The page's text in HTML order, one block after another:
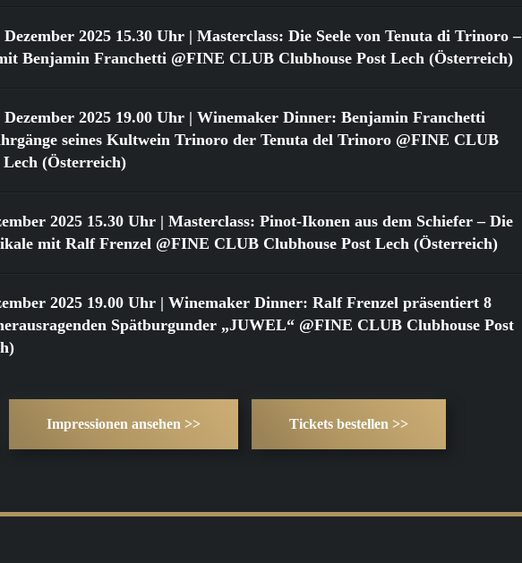
2025 15.30 Uhr | Masterclass: Die Seele von Tenuta di Trinoro –
Benjamin Franchetti @FINE CLUB Clubhouse Post Lech (Österreich)
2025 19.00 Uhr | Winemaker Dinner: Benjamin Franchetti
seines Kultwein Trinoro der Tenuta del Trinoro @FINE CLUB
Lech (Österreich)
2025 15.30 Uhr | Masterclass: Pinot-Ikonen aus dem Schiefer – Die
mit Ralf Frenzel @FINE CLUB Clubhouse Post Lech (Österreich)
2025 19.00 Uhr | Winemaker Dinner: Ralf Frenzel präsentiert 8
Spätburgunder „JUWEL“ @FINE CLUB Clubhouse Post
Impressionen ansehen >> Tickets bestellen >>